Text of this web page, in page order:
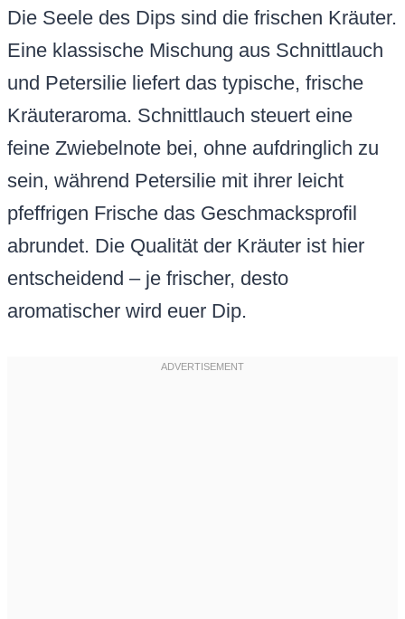
Die Seele des Dips sind die frischen Kräuter.
Eine klassische Mischung aus Schnittlauch
und Petersilie liefert das typische, frische
Kräuteraroma. Schnittlauch steuert eine
feine Zwiebelnote bei, ohne aufdringlich zu
sein, während Petersilie mit ihrer leicht
pfeffrigen Frische das Geschmacksprofil
abrundet. Die Qualität der Kräuter ist hier
entscheidend – je frischer, desto
aromatischer wird euer Dip.